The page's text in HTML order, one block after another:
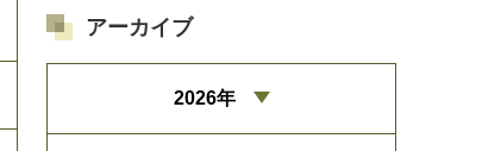
アーカイブ
2026年